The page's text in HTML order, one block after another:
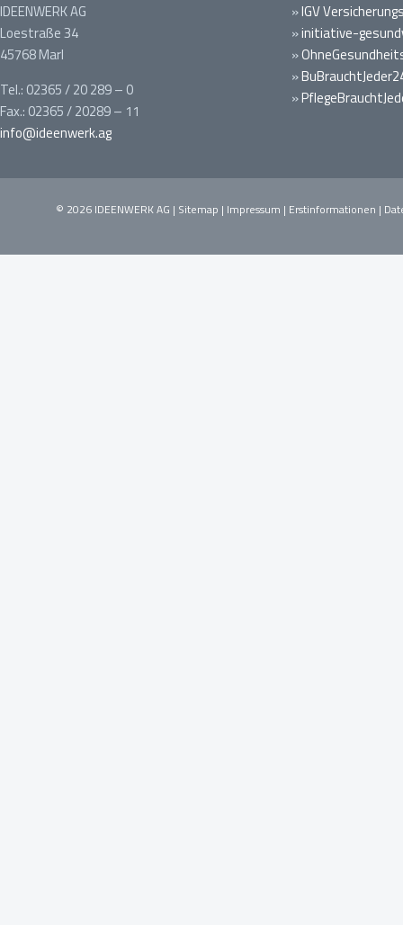
IDEENWERK AG
Loestraße 34
45768 Marl
Tel.: 02365 / 20 289 – 0
Fax.: 02365 / 20289 – 11
info@ideenwerk.ag
»IGV
»initiative-
»
»
»
© 2026 IDEENWERK AG | Sitemap | Impressum | Erstinformationen |